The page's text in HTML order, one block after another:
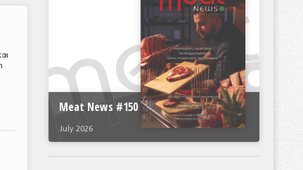
Meat News #150
July 2026